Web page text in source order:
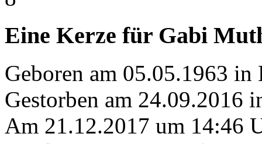
Eine Kerze für Gabi
Geboren am 05.05.1963 in
Gestorben am 24.09.2016
Am 21.12.2017 um 14:46